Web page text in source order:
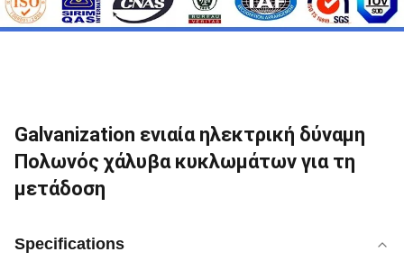
Galvanization ενιαία ηλεκτρική δύναμη
Πολωνός χάλυβα κυκλωμάτων για τη
μετάδοση
Specifications